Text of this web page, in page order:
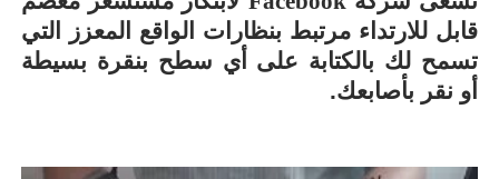
قابل للارتداء مرتبط بنظارات الواقع المعزز التي
تسمح لك بالكتابة على أي سطح بنقرة بسيطة
أو نقر بأصابعك.